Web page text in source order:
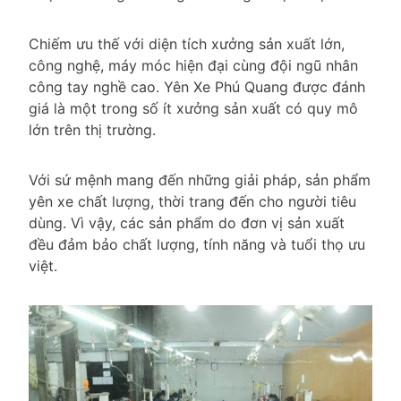
Chiếm ưu thế với diện tích xưởng sản xuất lớn,
công nghệ, máy móc hiện đại cùng đội ngũ nhân
công tay nghề cao. Yên Xe Phú Quang được đánh
giá là một trong số ít xưởng sản xuất có quy mô
lớn trên thị trường.
Với sứ mệnh mang đến những giải pháp, sản phẩm
yên xe chất lượng, thời trang đến cho người tiêu
dùng. Vì vậy, các sản phẩm do đơn vị sản xuất
đều đảm bảo chất lượng, tính năng và tuổi thọ ưu
việt.